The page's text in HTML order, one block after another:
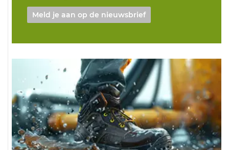
Meld je aan op de nieuwsbrief